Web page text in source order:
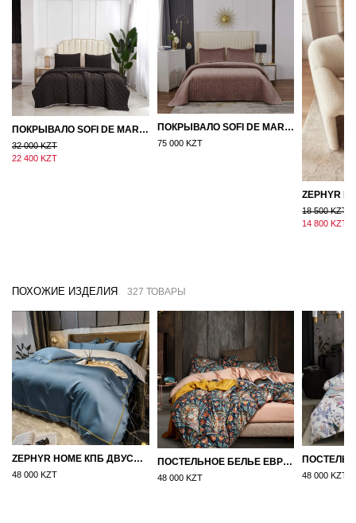
ПОКРЫВАЛО SOFI DE MARKO 160×220 БРОУДИ ЧЕРНО-БЕЖЕВОЕ
32 000 KZT
22 400 KZT
ПОКРЫВАЛО SOFI DE MARKO ВЕЛЮР 240×260 ФЕРДИНАНД (МОККО)
75 000 KZT
18 500 KZT
14 800 KZT
ПОХОЖИЕ ИЗДЕЛИЯ 327 ТОВАРЫ
ZEPHYR HOME КПБ ДВУСПАЛКА ЕВРО МАКО-САТИН 100S СИНИЙ
48 000 KZT
ПОСТЕЛЬНОЕ БЕЛЬЕ ЕВРО (ДВУСПАЛКА) ЕГИПЕТСКИЙ ХЛОПОК УЗОРЫ НА БЕЖЕВОМ
48 000 KZT 48 000 KZT